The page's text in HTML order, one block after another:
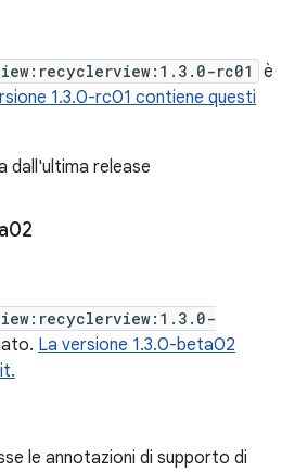
rc01
è
1.3.0-rc01 contiene questi
dall'ultima release
La versione 1.3.0-beta02
le annotazioni di supporto di